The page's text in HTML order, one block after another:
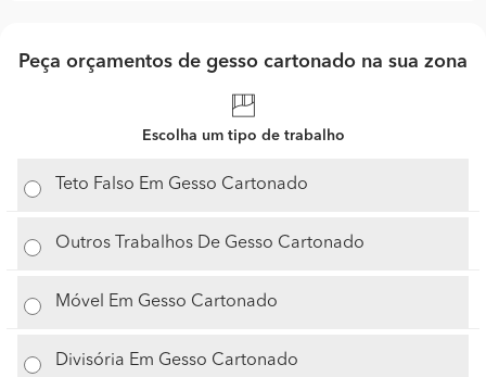
Peça orçamentos de gesso cartonado na sua zona
Escolha um tipo de trabalho
Teto Falso Em Gesso Cartonado
Outros Trabalhos De Gesso Cartonado
Móvel Em Gesso Cartonado
Divisória Em Gesso Cartonado